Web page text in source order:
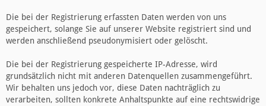
Die bei der Registrierung erfassten Daten werden von uns
gespeichert, solange Sie auf unserer Website registriert sind und
werden anschließend pseudonymisiert oder gelöscht.
Die bei der Registrierung gespeicherte IP-Adresse, wird
grundsätzlich nicht mit anderen Datenquellen zusammengeführt.
Wir behalten uns jedoch vor, diese Daten nachträglich zu
verarbeiten, sollten konkrete Anhaltspunkte auf eine rechtswidrige